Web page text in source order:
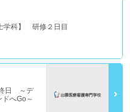
学科】 研修２日目
終日 ～デ
ドへGo～